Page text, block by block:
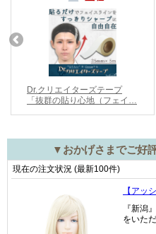
▼おかげさまでご好